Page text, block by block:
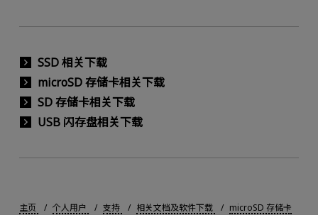
SSD 相关下载
microSD 存储卡相关下载
SD 存储卡相关下载
USB 闪存盘相关下载
主页 个人用户 支持 相关文档及软件下载
microSD 存储卡